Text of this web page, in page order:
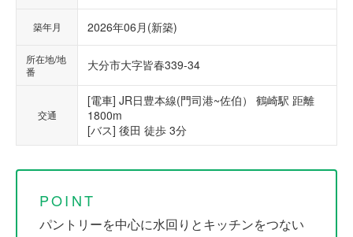
築年月 2026年06月(新築)
所在地/地
番
大分市大字皆春339-34
交通
[電車] JR日豊本線(門司港~佐伯） 鶴崎駅 距離
1800m
[バス] 後田 徒歩 3分
POINT
パントリーを中心に水回りとキッチンをつない